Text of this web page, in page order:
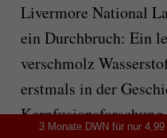
Livermore National
ein Durchbruch: Ein
verschmolz
erstmals in der
3 Monate DWN für nur 4,99